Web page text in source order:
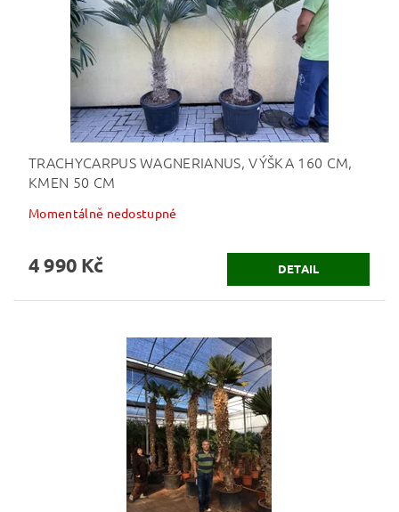
TRACHYCARPUS WAGNERIANUS, VÝŠKA 160 CM,
KMEN 50 CM
Momentálně nedostupné
4 990 Kč DETAIL